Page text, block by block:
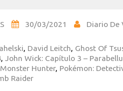
30/03/2021 Diario De
, David Leitch, Ghost Of
, John Wick: Capítulo 3 –
Monster Hunter, Pokémon:
Raider